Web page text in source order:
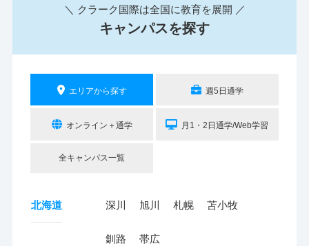
＼ クラーク国際は全国に教育を展開 ／
キャンパスを探す
エリアから探す 週5日通学
オンライン＋通学 月1・2日通学/Web学習
全キャンパス一覧
北海道 深川 旭川 札幌 苫小牧
釧路 帯広